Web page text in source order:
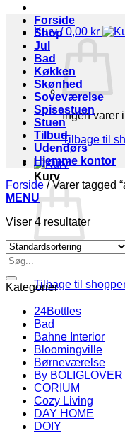
Kurv /0,00 kr
Ingen varer
Tilbage til
Kurv
Tilbage til
Forside
Shop
Jul
Bad
Køkken
Skønhed
Soveværelse
Spisestuen
Stuen
Tilbud
Udendørs
Hjemme kontor
Forside /Varer tagged
MENU
Viser 4 resultater
Søg
efter:
Kategorier
24Bottles
Bad
Bahne Interior
Bloomingville
Børneværelse
By BOLIGLOVER
CORIUM
Cozy Living
DAY HOME
DOIY